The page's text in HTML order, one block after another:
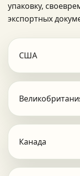
упаковку,
экспортных
США
Канада